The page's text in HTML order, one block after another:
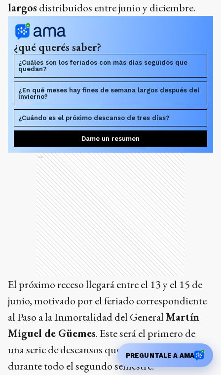
largos distribuidos entre junio y diciembre.
¿qué querés saber?
¿Cuáles son los feriados con más días seguidos que
quedan?
¿En qué meses hay fines de semana largos después del
invierno?
¿Cuándo es el próximo descanso de tres días?
Dame un resumen
Ads
El próximo receso llegará entre el 13 y el 15 de
junio, motivado por el feriado correspondiente
al Paso a la Inmortalidad del GeneralMartín
Miguel de Güemes. Este será el primero de
una serie de descansos que se extenderán
durante todo el segundo semestre.
PREGUNTALE A AMA